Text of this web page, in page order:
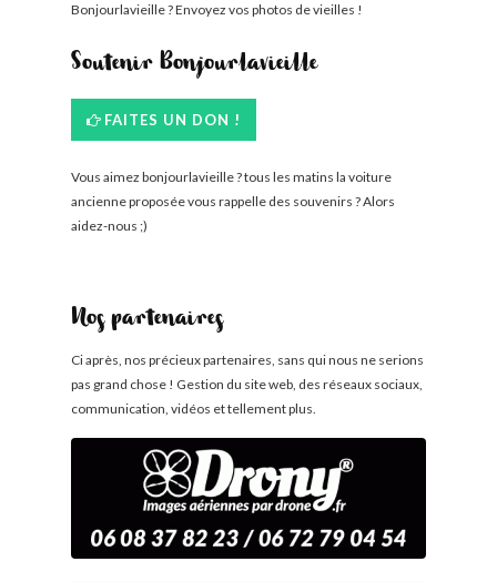
Bonjourlavieille ? Envoyez vos photos de vieilles !
Soutenir Bonjourlavieille
FAITES UN DON !
Vous aimez bonjourlavieille ? tous les matins la voiture
ancienne proposée vous rappelle des souvenirs ? Alors
aidez-nous ;)
Nos partenaires
Ci après, nos précieux partenaires, sans qui nous ne serions
pas grand chose ! Gestion du site web, des réseaux sociaux,
communication, vidéos et tellement plus.